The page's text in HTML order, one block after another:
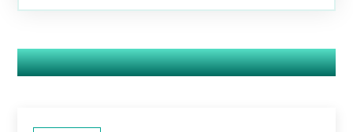
関連する案件